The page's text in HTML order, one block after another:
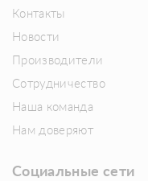
Контакты
Новости
Производители
Сотрудничество
Наша команда
Нам доверяют
Социальные сети